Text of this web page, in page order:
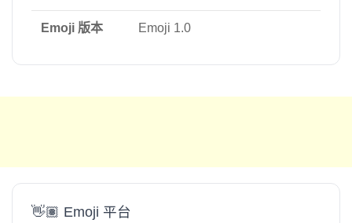
Emoji 版本 Emoji 1.0
👋🏽 Emoji 平台